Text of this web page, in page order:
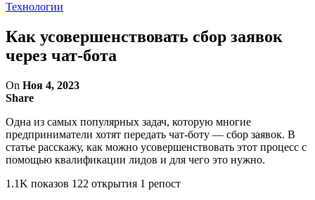
Технологии
Как усовершенствовать сбор заявок
через чат-бота
On Ноя 4, 2023
Share
Одна из самых популярных задач, которую многие
предприниматели хотят передать чат-боту — сбор заявок. В
статье расскажу, как можно усовершенствовать этот процесс с
помощью квалификации лидов и для чего это нужно.
1.1K показов 122 открытия 1 репост